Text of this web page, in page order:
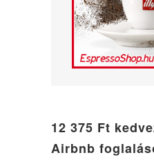
12 375 Ft
Airbnb